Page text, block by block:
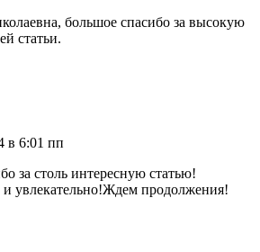
большое спасибо за высокую
статьи.
в 6:01 пп
за столь интересную статью!
увлекательно!Ждем продолжения!